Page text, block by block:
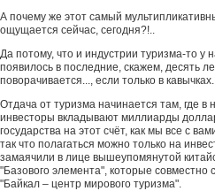
А почему же этот самый
ощущается сейчас, сегодня?!..
Да потому, что и индустрии туризма-то у
появилось в последние, скажем, десять
поворачивается..., если только в кавычках.
Отдача от туризма начинается там, где в
инвесторы вкладывают миллиарды
государства на этот счёт, как мы все с
так что полагаться можно только на
замаячили в лице вышеупомянутой
"Базового элемента", которые совместно
"Байкал – центр мирового туризма".